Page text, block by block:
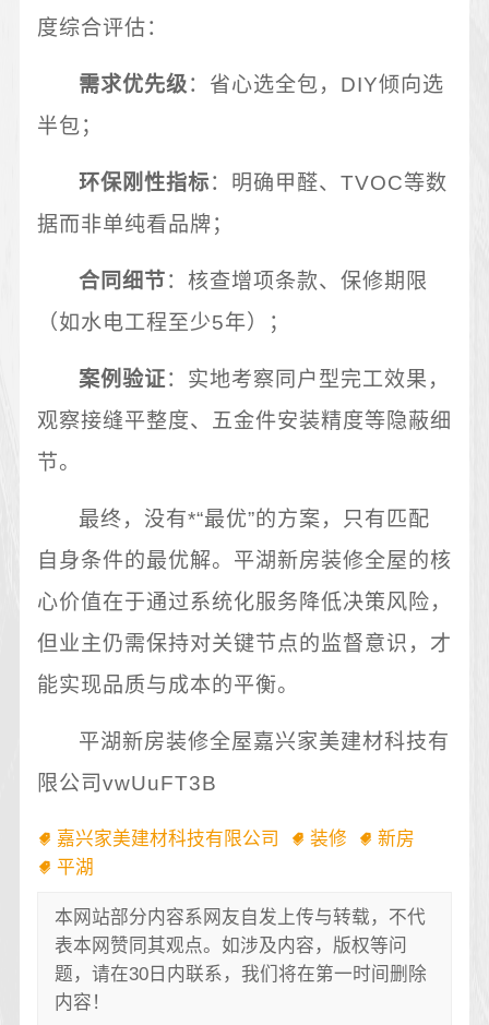
度综合评估：
需求优先级：省心选全包，DIY倾向选
半包；
环保刚性指标：明确甲醛、TVOC等数
据而非单纯看品牌；
合同细节：核查增项条款、保修期限
（如水电工程至少5年）；
案例验证：实地考察同户型完工效果，
观察接缝平整度、五金件安装精度等隐蔽细
节。
最终，没有*“最优”的方案，只有匹配
自身条件的最优解。平湖新房装修全屋的核
心价值在于通过系统化服务降低决策风险，
但业主仍需保持对关键节点的监督意识，才
能实现品质与成本的平衡。
平湖新房装修全屋嘉兴家美建材科技有
限公司vwUuFT3B
嘉兴家美建材科技有限公司 装修
新房
平湖
本网站部分内容系网友自发上传与转载，不代
表本网赞同其观点。如涉及内容，版权等问
题，请在30日内联系，我们将在第一时间删除
内容！